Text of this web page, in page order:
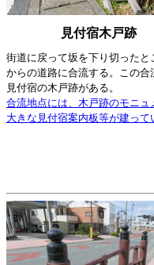
見付宿木戸跡
街道に戻って坂を下り切ったと
からの道路に合流する。この合
見付宿の木戸跡がある。
合流地点には、木戸跡のモニュ
大きな見付宿案内板等が建って